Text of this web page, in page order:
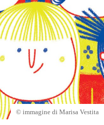
© immagine di Marisa Vestita